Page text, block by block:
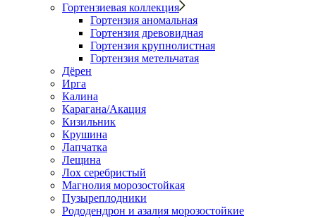
Гортензиевая коллекция
Гортензия аномальная
Гортензия древовидная
Гортензия крупнолистная
Гортензия метельчатая
Дёрен
Ирга
Калина
Карагана/Акация
Кизильник
Крушина
Лапчатка
Лещина
Лох серебристый
Магнолия морозостойкая
Пузыреплодники
Рододендрон и азалия морозостойкие